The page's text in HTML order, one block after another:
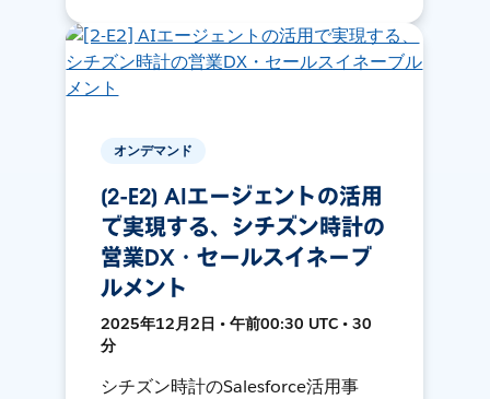
オンデマンド
[2-E2] AIエージェントの活用
で実現する、シチズン時計の
営業DX・セールスイネーブ
ルメント
2025年12月2日 • 午前00:30 UTC • 30
分
シチズン時計のSalesforce活用事